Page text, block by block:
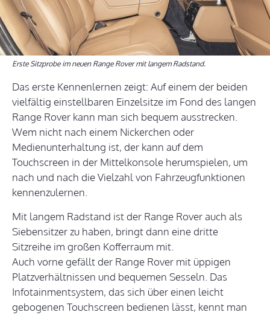
Erste Sitzprobe im neuen Range Rover mit langem Radstand.
Das erste Kennenlernen zeigt: Auf einem der beiden
vielfältig einstellbaren Einzelsitze im Fond des langen
Range Rover kann man sich bequem ausstrecken.
Wem nicht nach einem Nickerchen oder
Medienunterhaltung ist, der kann auf dem
Touchscreen in der Mittelkonsole herumspielen, um
nach und nach die Vielzahl von Fahrzeugfunktionen
kennenzulernen.
Mit langem Radstand ist der Range Rover auch als
Siebensitzer zu haben, bringt dann eine dritte
Sitzreihe im großen Kofferraum mit.
Auch vorne gefällt der Range Rover mit üppigen
Platzverhältnissen und bequemen Sesseln. Das
Infotainmentsystem, das sich über einen leicht
gebogenen Touchscreen bedienen lässt, kennt man